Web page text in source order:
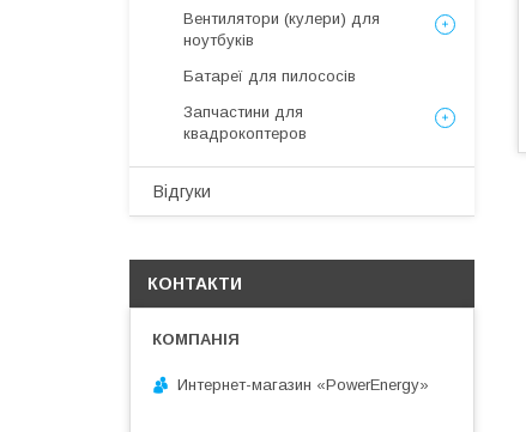
Вентилятори (кулери) для
ноутбуків
Батареї для пилососів
Запчастини для
квадрокоптеров
Відгуки
КОНТАКТИ
Интернет-магазин «PowerEnergy»